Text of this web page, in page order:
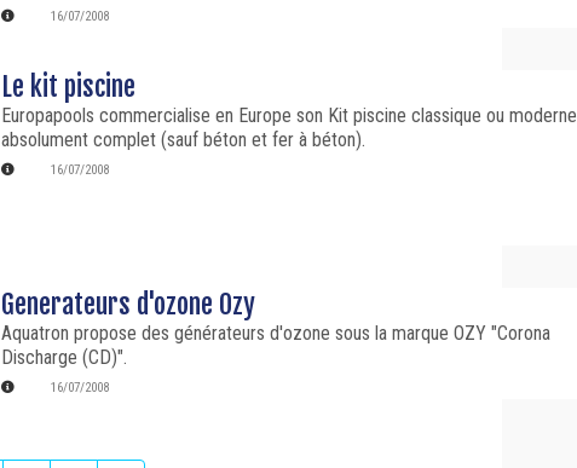
16/07/2008
Le kit piscine
Europapools commercialise en Europe son Kit piscine classique ou moderne
absolument complet (sauf béton et fer à béton).
16/07/2008
Generateurs d'ozone Ozy
Aquatron propose des générateurs d'ozone sous la marque OZY "Corona
Discharge (CD)".
16/07/2008